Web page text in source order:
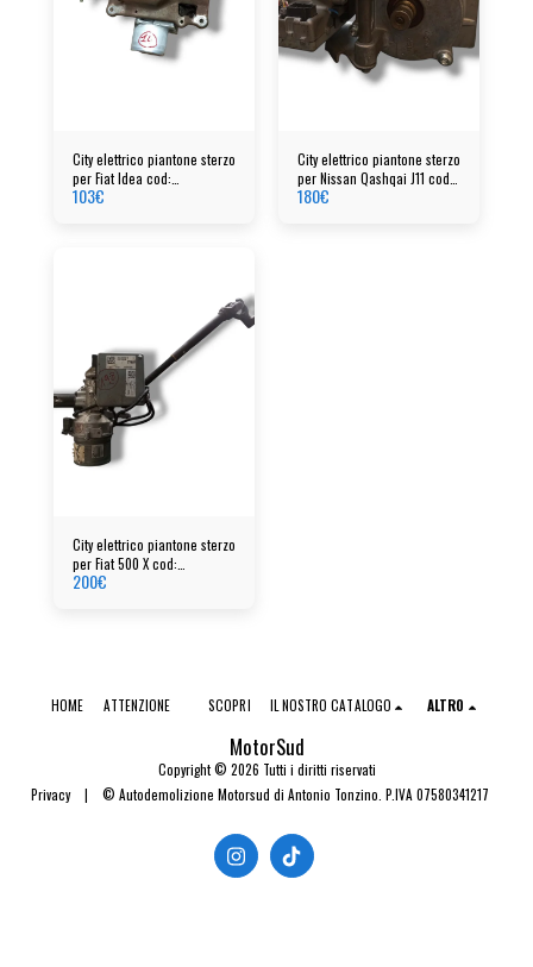
City elettrico piantone sterzo
per Fiat Idea cod:
00517364610
103€
City elettrico piantone sterzo
per Nissan Qashqai J11 cod:
48810HV95B
180€
City elettrico piantone sterzo
per Fiat 500 X cod:
00520628920
200€
MotorSud
Copyright © 2026 Tutti i diritti riservati
Privacy| © Autodemolizione Motorsud di Antonio Tonzino. P.IVA 07580341217
HOME ATTENZIONE SCOPRI IL NOSTRO CATALOGO ALTRO